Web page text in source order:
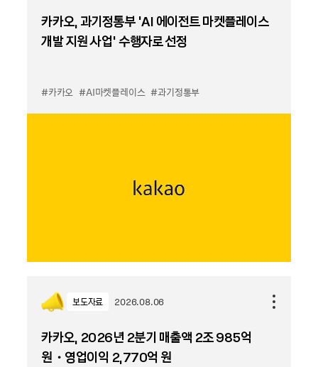
카카오, 과기정통부 ‘AI 에이전트 마켓플레이스
개발 지원 사업’ 수행자로 선정
#카카오 #AI마켓플레이스 #과기정통부
보도자료 2026.08.06
카카오, 2026년 2분기 매출액 2조 985억
원・영업이익 2,770억 원